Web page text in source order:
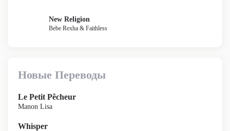
New Religion
Bebe Rexha & Faithless
Новые Переводы
Le Petit Pêcheur
Manon Lisa
Whisper